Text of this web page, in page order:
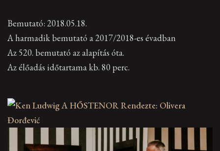
Bemutató: 2018.05.18.
A harmadik bemutató a 2017/2018-es évadban
Az 520. bemutató az alapítás óta.
Az élőadás időtartama kb. 80 perc.